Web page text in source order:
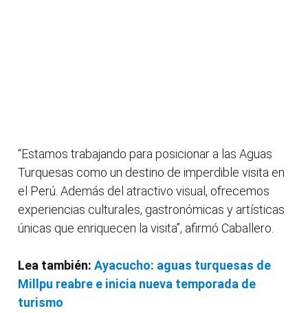
“Estamos trabajando para posicionar a las Aguas
Turquesas como un destino de imperdible visita en
el Perú. Además del atractivo visual, ofrecemos
experiencias culturales, gastronómicas y artísticas
únicas que enriquecen la visita”, afirmó Caballero.
Lea también: Ayacucho: aguas turquesas de
Millpu reabre e inicia nueva temporada de
turismo